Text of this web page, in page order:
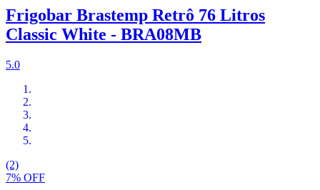
Frigobar Brastemp Retrô 76 Litros
Classic White - BRA08MB
5.0
(2)
7% OFF